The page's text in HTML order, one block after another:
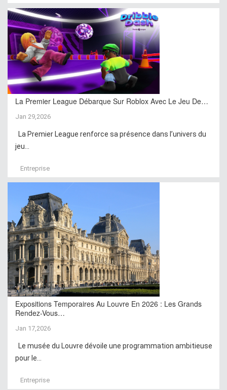
La Premier League Débarque Sur Roblox Avec Le Jeu De…
Jan 29,2026
La Premier League renforce sa présence dans l’univers du
jeu...
Entreprise
Expositions Temporaires Au Louvre En 2026 : Les Grands
Rendez-Vous…
Jan 17,2026
Le musée du Louvre dévoile une programmation ambitieuse
pour le...
Entreprise